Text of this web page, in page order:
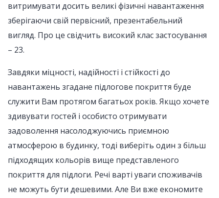
витримувати досить великі фізичні навантаження
зберігаючи свій первісний, презентабельний
вигляд. Про це свідчить високий клас застосування
– 23.
Завдяки міцності, надійності і стійкості до
навантажень згадане підлогове покриття буде
служити Вам протягом багатьох років. Якщо хочете
здивувати гостей і особисто отримувати
задоволення насолоджуючись приємною
атмосферою в будинку, тоді виберіть один з більш
підходящих кольорів вище представленого
покриття для підлоги. Речі варті уваги споживачів
не можуть бути дешевими. Але Ви вже економите